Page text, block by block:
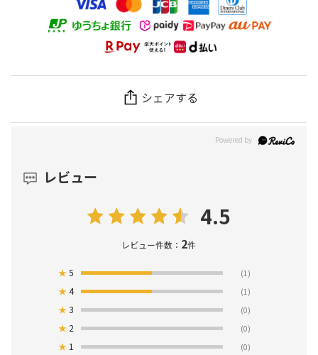
シェアする
レビュー
4.5
レビュー件数： 2件
★5 (1)
★4 (1)
★3 (0)
★ 2 (0)
★ 1 (0)